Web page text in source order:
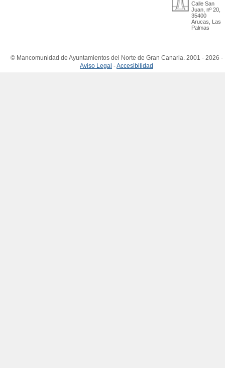
Calle San
Juan, nº 20,
35400
Arucas, Las
Palmas
© Mancomunidad de Ayuntamientos del Norte de Gran Canaria. 2001 - 2026 -
Aviso Legal -Accesibilidad